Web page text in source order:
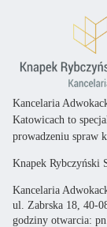
Kancelaria
Katowicach to
prowadzeniu spraw
Knapek Rybczyński
Kancelaria
ul. Zabrska 18, 40-
godziny otwarcia: